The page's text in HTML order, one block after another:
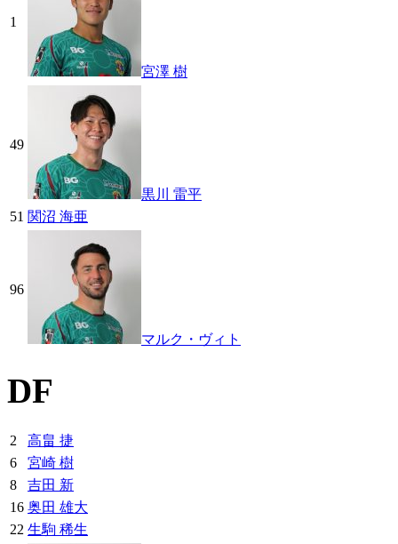
1
宮澤 樹
49
黒川 雷平
51 関沼 海亜
96
マルク・ヴィト
DF
2
高畠 捷
6
宮崎 樹
8
吉田 新
16 奥田 雄大
22 生駒 稀生